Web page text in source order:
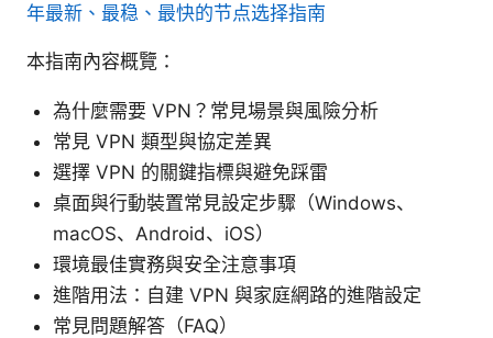
年最新、最稳、最快的节点选择指南
本指南內容概覽：
為什麼需要 VPN？常見場景與風險分析
常見 VPN 類型與協定差異
選擇 VPN 的關鍵指標與避免踩雷
桌面與行動裝置常見設定步驟（Windows、
macOS、Android、iOS）
環境最佳實務與安全注意事項
進階用法：自建 VPN 與家庭網路的進階設定
常見問題解答（FAQ）